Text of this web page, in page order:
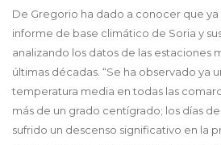
De Gregorio ha dado a conocer que ya
informe de base climático de Soria y
analizando los datos de las estaciones
últimas décadas. “Se ha observado ya
temperatura media en todas las
más de un grado centígrado; los días
sufrido un descenso significativo en la